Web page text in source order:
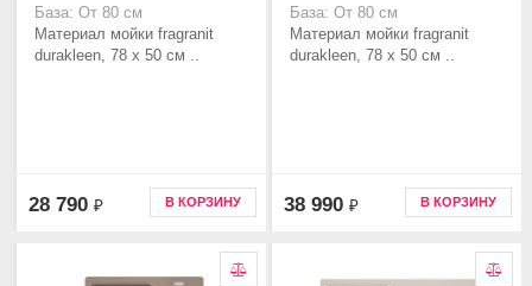
База: От 80 см
Материал мойки fragranit
durakleen, 78 x 50 см ..
28 790 ₽ В КОРЗИНУ
База: От 80 см
Материал мойки fragranit
durakleen, 78 x 50 см ..
38 990 ₽ В КОРЗИНУ